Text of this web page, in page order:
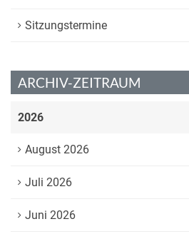
Sitzungstermine
ARCHIV-ZEITRAUM
2026
August 2026
Juli 2026
Juni 2026